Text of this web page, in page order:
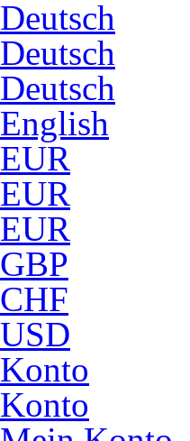
Deutsch
Deutsch
Deutsch
English
EUR
EUR
EUR
GBP
CHF
USD
Konto
Konto